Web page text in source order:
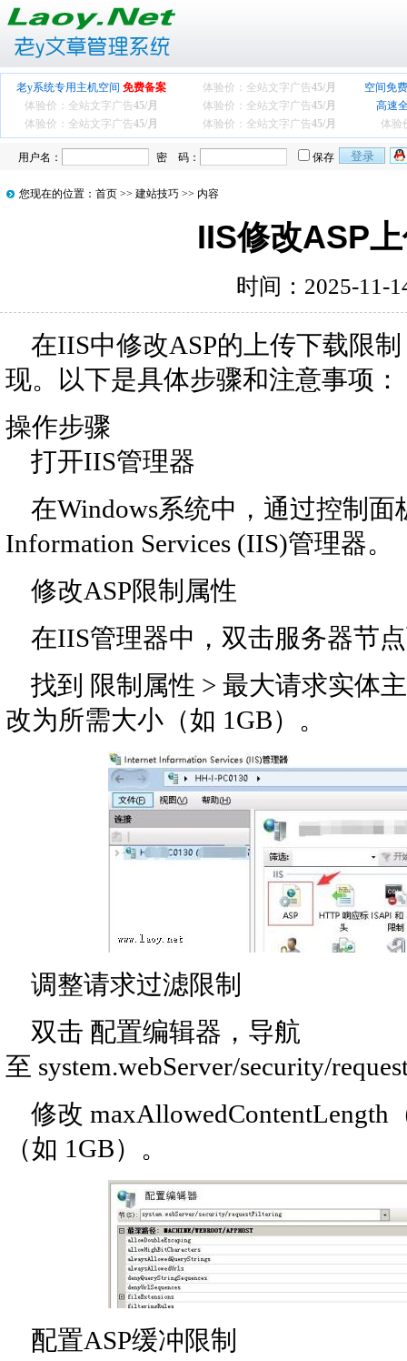
老y系统专用主机空间 免费备案 体验价：全站文字广告45/月
空间免
体验价：全站文字广告45/月 体验价：全站文字广告45/月
高速
体验价：全站文字广告45/月 体验价：全站文字广告45/月 体验
用户名： 密 码： 保存
您现在的位置： 首页 >> 建站技巧 >> 内容
IIS修改ASP
时间：2025-11-
在IIS中修改ASP的上传下载限
现。以下是具体步骤和注意事项：
操作步骤
打开IIS管理器
在Windows系统中，通过控制面
Information Services (IIS)管理器。
修改ASP限制属性
在IIS管理器中，双击服务器节
找到 限制属性 > 最大请求实体
改为所需大小（如 1GB）。
调整请求过滤限制
双击 配置编辑器，导航
至 system.webServer/security/
修改
（如 1GB）。
配置ASP缓冲限制